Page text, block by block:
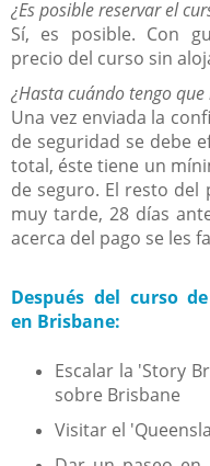
¿Es posible reservar el
Sí, es posible. Con
precio del curso sin
¿Hasta cuándo tengo
Una vez enviada la
de seguridad se debe
total, éste tiene un
de seguro. El resto del
muy tarde, 28 días
acerca del pago se les
Después del curso
en Brisbane:
Escalar la 'Story
sobre Brisbane
Visitar el